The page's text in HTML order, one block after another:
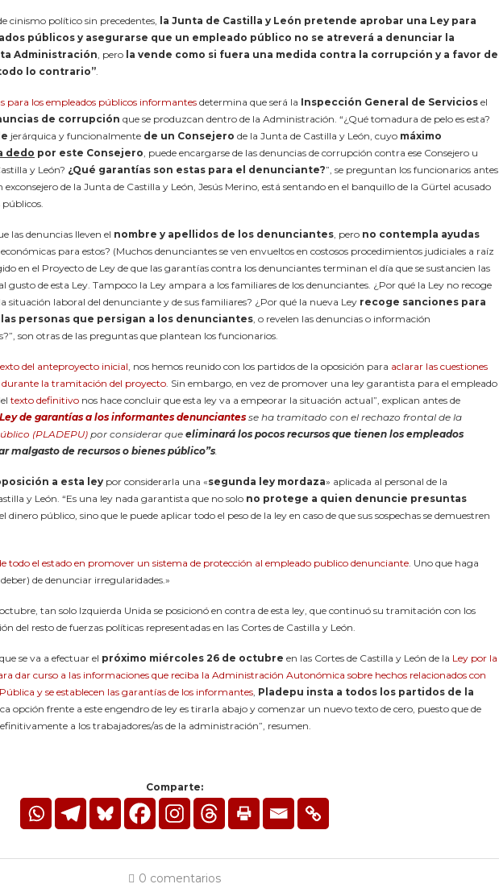
cinismo político sin precedentes, la Junta de Castilla y León pretende aprobar una Ley para
públicos y asegurarse que un empleado público no se atreverá a denunciar la
Administración, pero la vende como si fuera una medida contra la corrupción y a favor de
lo contrario”.
para los empleados públicos informantes determina que será la Inspección General de Servicios el
de corrupción que se produzcan dentro de la Administración. “¿Qué tomadura de pelo es esta?
jerárquica y funcionalmente de un Consejero de la Junta de Castilla y León, cuyo máximo
dedo por este Consejero, puede encargarse de las denuncias de corrupción contra ese Consejero u
y León? ¿Qué garantías son estas para el denunciante?”, se preguntan los funcionarios antes
exconsejero de la Junta de Castilla y León, Jesús Merino, está sentando en el banquillo de la Gürtel acusado
las denuncias lleven el nombre y apellidos de los denunciantes, pero no contempla ayudas
para estos? (Muchos denunciantes se ven envueltos en costosos procedimientos judiciales a raíz
en el Proyecto de Ley de que las garantías contra los denunciantes terminan el día que se sustancien las
gusto de esta Ley. Tampoco la Ley ampara a los familiares de los denunciantes. ¿Por qué la Ley no recoge
situación laboral del denunciante y de sus familiares? ¿Por qué la nueva Ley recoge sanciones para
personas que persigan a los denunciantes, o revelen las denuncias o información
son otras de las preguntas que plantean los funcionarios.
del anteproyecto inicial, nos hemos reunido con los partidos de la oposición para aclarar las cuestiones
durante la tramitación del proyecto. Sin embargo, en vez de promover una ley garantista para el empleado
texto definitivo nos hace concluir que esta ley va a empeorar la situación actual”, explican antes de
de garantías a los informantes denunciantes se ha tramitado con el rechazo frontal de la
(PLADEPU)por considerar que eliminará los pocos recursos que tienen los empleados
malgasto de recursos o bienes público”s.
a esta ley por considerarla una «segunda ley mordaza» aplicada al personal de la
y León. “Es una ley nada garantista que no solo no protege a quien denuncie presuntas
dinero público, sino que le puede aplicar todo el peso de la ley en caso de que sus sospechas se demuestren
todo el estado en promover un sistema de protección al empleado publico denunciante. Uno que haga
de denunciar irregularidades.»
tan solo Izquierda Unida se posicionó en contra de esta ley, que continuó su tramitación con los
del resto de fuerzas políticas representadas en las Cortes de Castilla y León.
se va a efectuar el próximo miércoles 26 de octubre en las Cortes de Castilla y León de la Ley por la
dar curso a las informaciones que reciba la Administración Autonómica sobre hechos relacionados con
y se establecen las garantías de los informantes, Pladepu insta a todos los partidos de la
opción frente a este engendro de ley es tirarla abajo y comenzar un nuevo texto de cero, puesto que de
a los trabajadores/as de la administración”, resumen.
Comparte:
0 comentarios